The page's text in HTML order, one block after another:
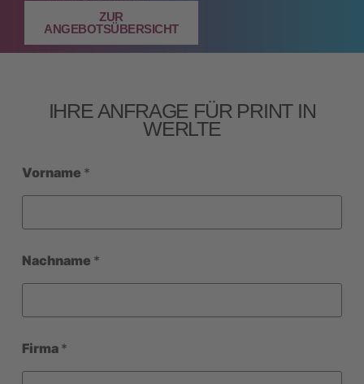
ZUR
ANGEBOTSÜBERSICHT
IHRE ANFRAGE FÜR PRINT IN
WERLTE
Vorname *
Nachname *
Firma *